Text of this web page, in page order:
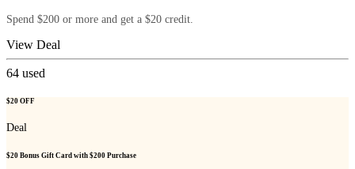
Spend $200 or more and get a $20 credit.
View Deal
64 used
$20 OFF
Deal
$20 Bonus Gift Card with $200 Purchase